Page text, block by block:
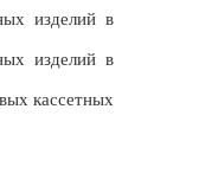
изделий в
изделий в
кассетных